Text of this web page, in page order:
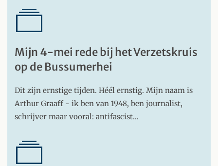
Mijn 4-mei rede bij het Verzetskruis
op de Bussumerhei
Dit zijn ernstige tijden. Héél ernstig. Mijn naam is
Arthur Graaff - ik ben van 1948, ben journalist,
schrijver maar vooral: antifascist…